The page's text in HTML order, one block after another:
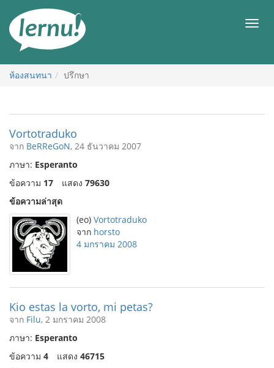
สารบัญ
เมนู
ห้องสนทนา ปรึกษา
Vortotraduko
จาก BeRReGoN, 24 ธันวาคม 2007
ภาษา: Esperanto
ข้อความ 17 แสดง 79630
ข้อความล่าสุด
(eo) Vortotraduko
จาก horsto
4 มกราคม 2008
Kio estas la vorto, mi petas?
จาก Filu, 2 มกราคม 2008
ภาษา: Esperanto
ข้อความ 4 แสดง 46715